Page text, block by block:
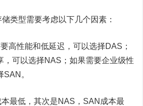
类型需要考虑以下几个因素：
要高性能和低延迟，可以选择DAS；
，可以选择NAS；如果需要企业级性
。
本最低，其次是NAS，SAN成本最